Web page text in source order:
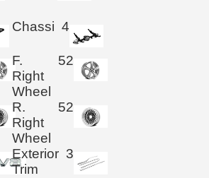
Chassi 4
F.
Right
Wheel
52
R.
Right
Wheel
52
Exterior
Trim
3